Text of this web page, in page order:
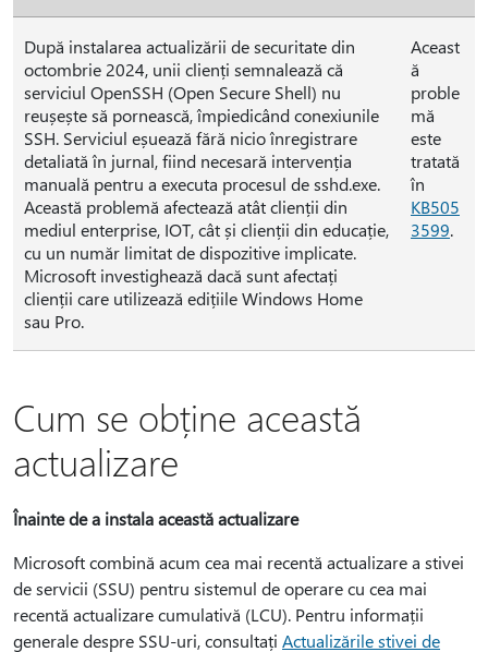
După instalarea actualizării de securitate din
octombrie 2024, unii clienți semnalează că
serviciul OpenSSH (Open Secure Shell) nu
reușește să pornească, împiedicând conexiunile
SSH. Serviciul eșuează fără nicio înregistrare
detaliată în jurnal, fiind necesară intervenția
manuală pentru a executa procesul de sshd.exe.
Această problemă afectează atât clienții din
mediul enterprise, IOT, cât și clienții din educație,
cu un număr limitat de dispozitive implicate.
Microsoft investighează dacă sunt afectați
clienții care utilizează edițiile Windows Home
sau Pro.
Aceast
ă
proble
mă
este
tratată
în
KB505
3599.
Cum se obține această
actualizare
Înainte de a instala această actualizare
Microsoft combină acum cea mai recentă actualizare a stivei
de servicii (SSU) pentru sistemul de operare cu cea mai
recentă actualizare cumulativă (LCU). Pentru informații
generale despre SSU-uri, consultați Actualizările stivei de